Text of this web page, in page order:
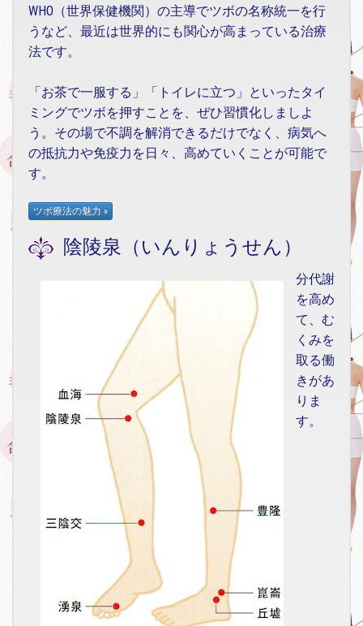
WHO（世界保健機関）の主導でツボの名称統一を行
うなど、最近は世界的にも関心が高まっている治療
法です。
「お茶で一服する」「トイレに立つ」といったタイ
ミングでツボを押すことを、ぜひ習慣化しましよ
う。その場で不調を解消できるだけでなく、病気へ
の抵抗力や免疫力を日々、高めていくことが可能で
す。
陰陵泉（いんりょうせん）
分代謝
を高め
て、む
くみを
取る働
きがあ
りま
す。